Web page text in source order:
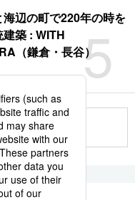
5
辺の町で220年の時を
築 : WITH
（鎌倉・長谷）